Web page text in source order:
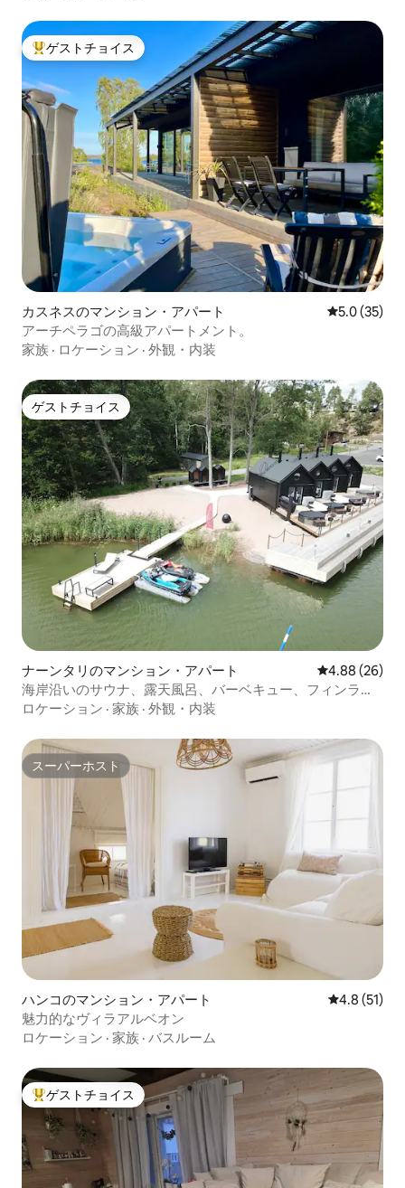
大好評のゲストチョイスです。
ゲストチョイス
カスネスのマンション・アパート レビュー35
5.0 (35)
アーチペラゴの高級アパートメント。
家族 · ロケーション · 外観・内装
ゲストチョイス
ゲストチョイス
ナーンタリのマンション・アパート レビュー26
4.88 (26)
海岸沿いのサウナ、露天風呂、バーベキュー、フィンラン
ド式サウナ
ロケーション · 家族 · 外観・内装
スーパーホスト
スーパーホスト
ハンコのマンション・アパート レビュー51
4.8 (51)
魅力的なヴィラアルベオン
ロケーション · 家族 · バスルーム
大好評のゲストチョイスです。
ゲストチョイス